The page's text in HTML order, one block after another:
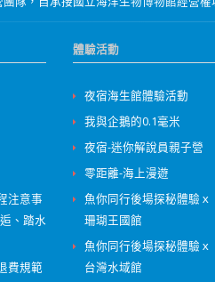
注意事
、踏水
費規範
體驗活動
夜宿海生館體驗活動
我與企鵝的0.1毫米
夜宿-迷你解說員親子營
零距離-海上漫遊
魚你同行後場探秘體驗ｘ
珊瑚王國館
魚你同行後場探秘體驗ｘ
台灣水域館